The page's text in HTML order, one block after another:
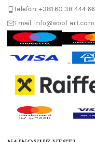
Telefon: +381 60 38 444 66
Email: info@wool-art.com